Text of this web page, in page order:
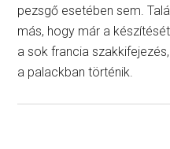
pezsgő esetében sem.
más, hogy már a
a sok francia
a palackban történik.